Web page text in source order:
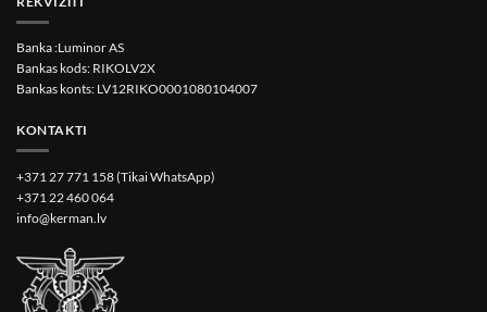
Banka :Luminor AS
Bankas kods: RIKOLV2X
Bankas konts: LV12RIKO0001080104007
KONTAKTI
+371 27 771 158 (Tikai WhatsApp)
+371 22 460 064
info@kerman.lv